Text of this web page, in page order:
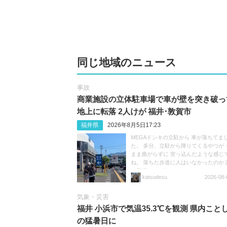
同じ地域のニュース
事故
商業施設の立体駐車場で車が壁を突き破っ
地上に転落 2人けが 福井･敦賀市
福井県 2026年8月5日17:23
MEGAドンキの立駐から 車が落ちてまし
た。 多分、立駐から降りてくるやつが
まま曲がらずに 突っ込んだような感じ
ね。 落ちた歩道に人はいなかったのか
は不明ですが怖いですね。
https://t.co/f1wdGQnBvi
katsudesu 2026-08-
気象・災害
福井 小浜市で気温35.3℃を観測 県内こと
の猛暑日に